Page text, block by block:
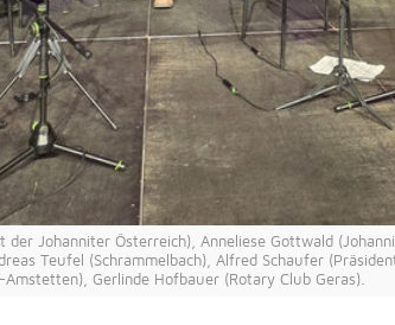
der Johanniter Österreich), Anneliese Gottwald
Teufel (Schrammelbach), Alfred Schaufer
Gerlinde Hofbauer (Rotary Club Geras).
Statistiken zur Website-
2 Jahre